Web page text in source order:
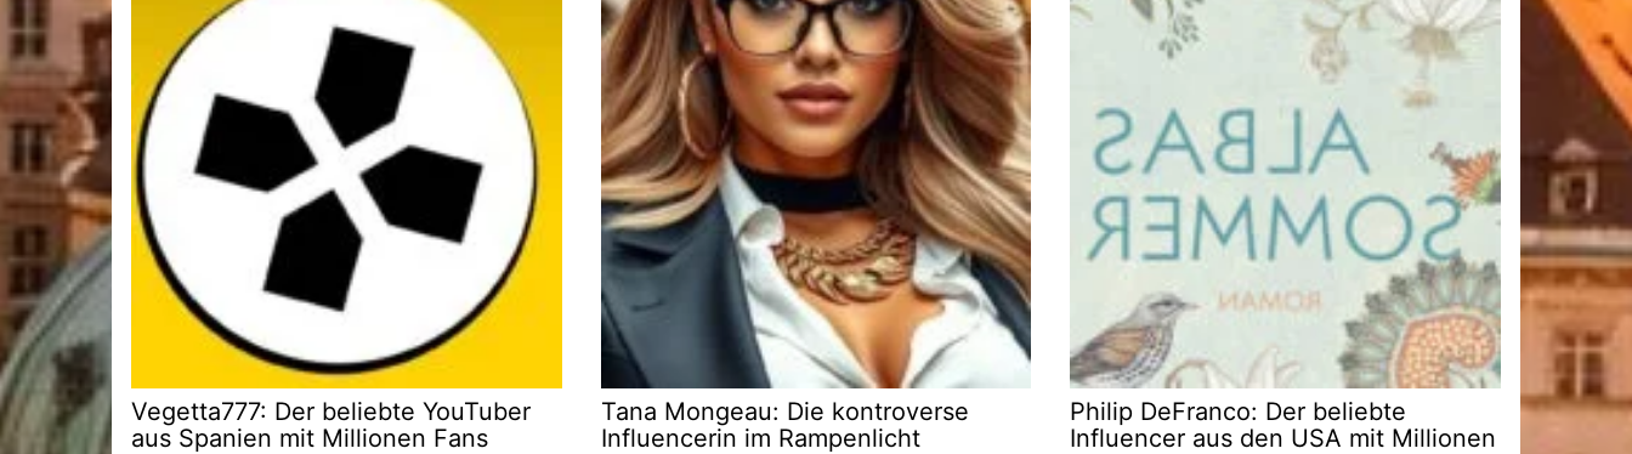
Vegetta777: Der beliebte YouTuber
aus Spanien mit Millionen Fans
Tana Mongeau: Die kontroverse
Influencerin im Rampenlicht
Philip DeFranco: Der beliebte
Influencer aus den USA mit Millionen